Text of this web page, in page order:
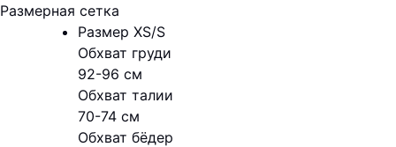
Размерная сетка
Размер XS/S
Обхват груди
92-96 см
Обхват талии
70-74 см
Обхват бёдер